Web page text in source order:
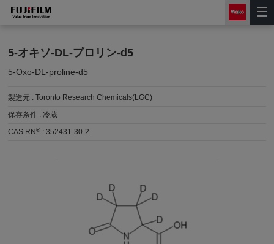
5-オキソ-DL-プロリン-d5
5-Oxo-DL-proline-d5
製造元 :Toronto Research Chemicals(LGC)
保存条件 :冷蔵
CAS RN® :352431-30-2